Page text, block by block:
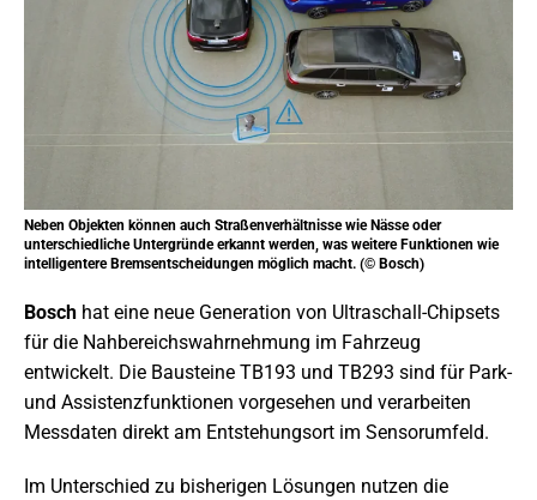
Neben Objekten können auch Straßenverhältnisse wie Nässe oder
unterschiedliche Untergründe erkannt werden, was weitere Funktionen wie
intelligentere Bremsentscheidungen möglich macht. (© Bosch)
Bosch hat eine neue Generation von Ultraschall-Chipsets
für die Nahbereichswahrnehmung im Fahrzeug
entwickelt. Die Bausteine TB193 und TB293 sind für Park-
und Assistenzfunktionen vorgesehen und verarbeiten
Messdaten direkt am Entstehungsort im Sensorumfeld.
Im Unterschied zu bisherigen Lösungen nutzen die